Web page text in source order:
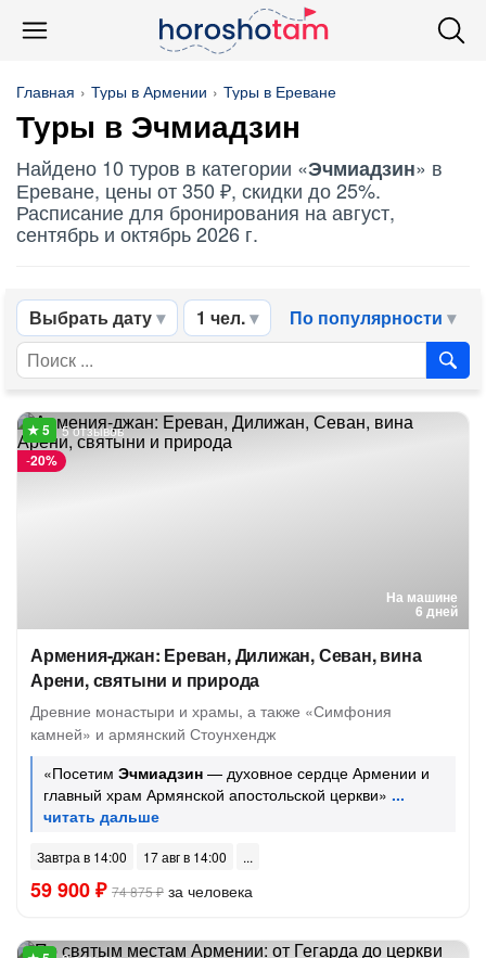
Главная Туры в Армении Туры в Ереване
Туры в Эчмиадзин
Найдено 10 туров в категории «Эчмиадзин» в
Ереване, цены от 350 ₽, скидки до 25%.
Расписание для бронирования на август,
сентябрь и октябрь 2026 г.
Выбрать дату 1 чел. По популярности
На машине
6 дней
-20%
5 отзывов
Армения-джан: Ереван, Дилижан, Севан, вина
Арени, святыни и природа
Древние монастыри и храмы, а также «Симфония
камней» и армянский Стоунхендж
«Посетим Эчмиадзин — духовное сердце Армении и
главный храм Армянской апостольской церкви»
Завтра в 14:00 17 авг в 14:00
59 900 ₽ 74 875 ₽ за человека